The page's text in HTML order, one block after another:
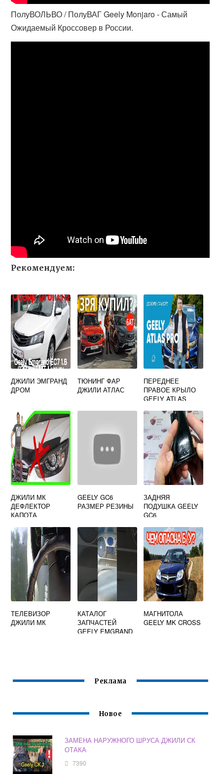
ПолуВОЛЬВО / ПолуВАГ Geely Monjaro - Самый
Ожидаемый Кроссовер в России.
Рекомендуем:
ДЖИЛИ ЭМГРАНД
ДРОМ
ТЮНИНГ ФАР
ДЖИЛИ АТЛАС
ПЕРЕДНЕЕ
ПРАВОЕ КРЫЛО
GEELY ATLAS
ДЖИЛИ МК
ДЕФЛЕКТОР
КАПОТА
GEELY GC6
РАЗМЕР РЕЗИНЫ
ЗАДНЯЯ
ПОДУШКА GEELY
GC6
ТЕЛЕВИЗОР
ДЖИЛИ МК
КАТАЛОГ
ЗАПЧАСТЕЙ
GEELY EMGRAND
МАГНИТОЛА
GEELY MK CROSS
Реклама
Новое
ЗАМЕНА НАРУЖНОГО ШРУСА ДЖИЛИ СК
ОТАКА
7390